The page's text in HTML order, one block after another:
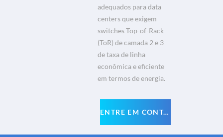
adequados para data
centers que exigem
switches Top-of-Rack
(ToR) de camada 2 e 3
de taxa de linha
econômica e eficiente
em termos de energia.
ENTRE EM CONTATO